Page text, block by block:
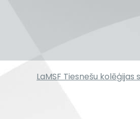
LaMSF Tiesnešu kolēģijas